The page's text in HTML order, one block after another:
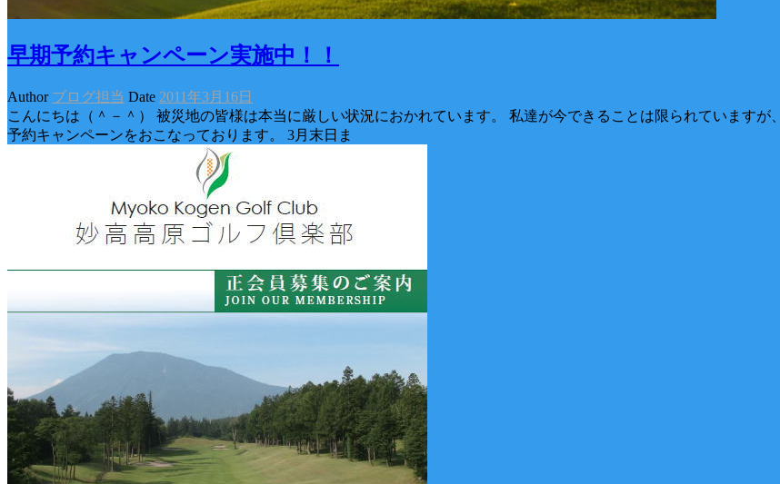
早期予約キャンペーン実施中！！
Author ブログ担当 Date 2011年3月16日
こんにちは（＾－＾） 被災地の皆様は本当に厳しい状況におかれています。 私達が今できることは限られています
予約キャンペーンをおこなっております。 3月末日ま